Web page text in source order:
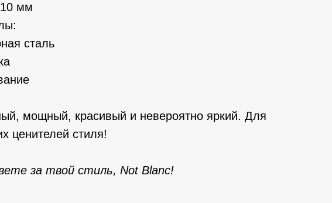
мм
сталь
мощный, красивый и невероятно яркий. Для
ценителей стиля!
за твой стиль, Not Blanc!